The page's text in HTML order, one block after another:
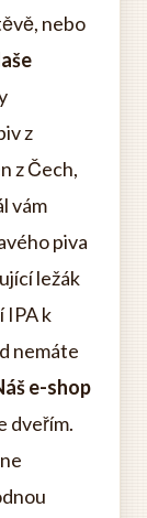
nebo
z
z Čech,
vám
piva
ležák
IPA k
nemáte
e-shop
dveřím.